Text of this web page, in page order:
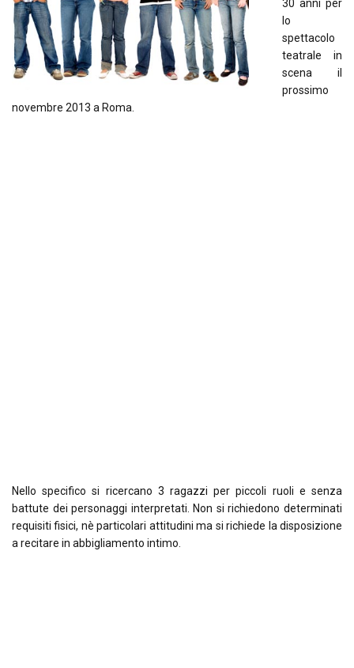
30 anni per
lo
spettacolo
teatrale in
scena il
prossimo
novembre 2013 a Roma.
Nello specifico si ricercano 3 ragazzi per piccoli ruoli e senza
battute dei personaggi interpretati. Non si richiedono determinati
requisiti fisici, nè particolari attitudini ma si richiede la disposizione
a recitare in abbigliamento intimo.